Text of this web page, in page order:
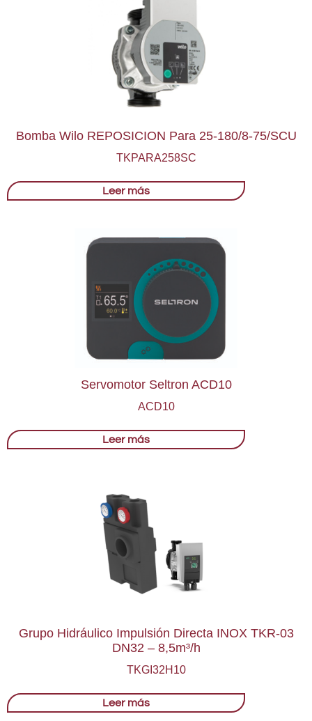
Bomba Wilo REPOSICION Para 25-180/8-75/SCU
TKPARA258SC
Leer más
Servomotor Seltron ACD10
ACD10
Leer más
Grupo Hidráulico Impulsión Directa INOX TKR-03
DN32 – 8,5m³/h
TKGI32H10
Leer más